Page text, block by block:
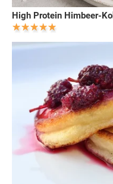
High Protein Himbeer-